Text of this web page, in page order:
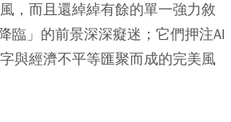
，而且還綽綽有餘的單一強力敘
臨」的前景深深癡迷；它們押注AI
與經濟不平等匯聚而成的完美風